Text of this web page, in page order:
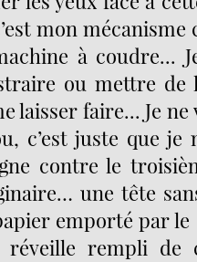
mon mécanisme
à coudre...
ou mettre
laisser faire... Je
c’est juste que je
contre le
une tête
emporté par le
rempli de